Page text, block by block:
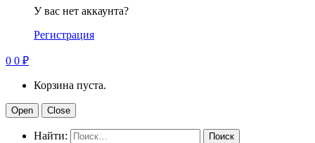
У вас нет аккаунта?
Регистрация
0 0 ₽
Корзина пуста.
Open Close
Найти: